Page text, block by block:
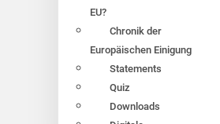
EU?
Chronik der
Europäischen Einigung
Statements
Quiz
Downloads